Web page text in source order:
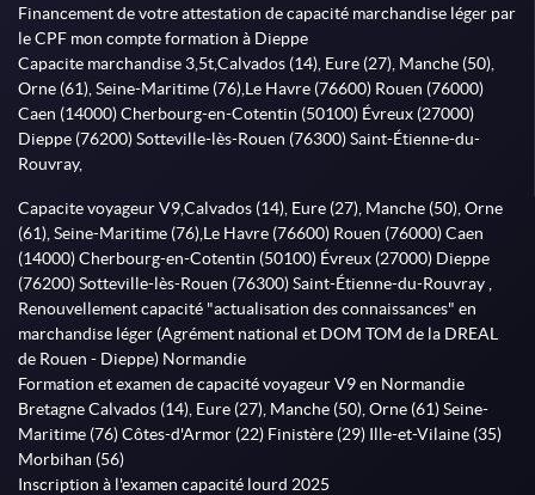
Financement de votre attestation de capacité marchandise léger par
le CPF mon compte formation à Dieppe
Capacite marchandise 3,5t,Calvados (14), Eure (27), Manche (50),
Orne (61), Seine-Maritime (76),Le Havre (76600) Rouen (76000)
Caen (14000) Cherbourg-en-Cotentin (50100) Évreux (27000)
Dieppe (76200) Sotteville-lès-Rouen (76300) Saint-Étienne-du-
Rouvray,
Capacite voyageur V9,Calvados (14), Eure (27), Manche (50), Orne
(61), Seine-Maritime (76),Le Havre (76600) Rouen (76000) Caen
(14000) Cherbourg-en-Cotentin (50100) Évreux (27000) Dieppe
(76200) Sotteville-lès-Rouen (76300) Saint-Étienne-du-Rouvray ,
Renouvellement capacité "actualisation des connaissances" en
marchandise léger (Agrément national et DOM TOM de la DREAL
de Rouen - Dieppe) Normandie
Formation et examen de capacité voyageur V9 en Normandie
Bretagne Calvados (14), Eure (27), Manche (50), Orne (61) Seine-
Maritime (76) Côtes-d'Armor (22) Finistère (29) Ille-et-Vilaine (35)
Morbihan (56)
Inscription à l'examen capacité lourd 2025